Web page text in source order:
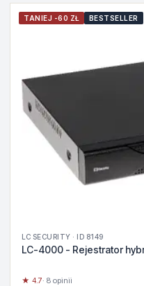
TANIEJ -60 ZŁ BESTSELLER
LC SECURITY · ID 8149
LC-4000 - Rejestrator
★ 4.7· 8 opinii